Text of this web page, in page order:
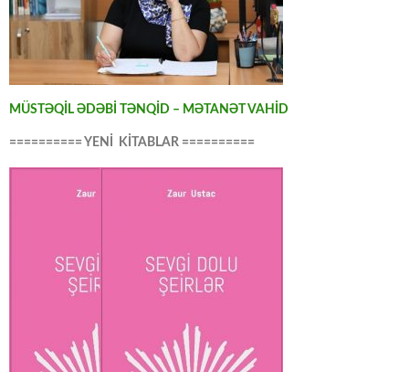
MÜSTƏQİL ƏDƏBİ TƏNQİD – MƏTANƏT VAHİD
========== YENİ KİTABLAR ==========